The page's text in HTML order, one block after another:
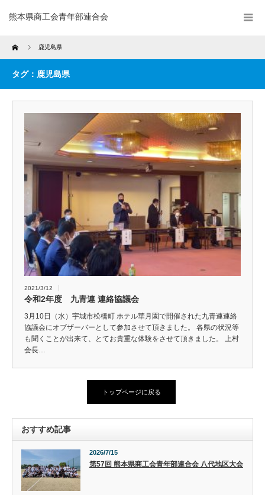
熊本県商工会青年部連合会
Home 鹿児島県
タグ：鹿児島県
2021/3/12
令和2年度 九青連 連絡協議会
3月10日（水）宇城市松橋町 ホテル華月園で開催された九青連連絡
協議会にオブザーバーとして参加させて頂きました。 各県の状況等
も聞くことが出来て、とてお貴重な体験をさせて頂きました。 上村
会長…
トップページに戻る
おすすめ記事
2026/7/15
第57回 熊本県商工会青年部連合会 八代地区大会